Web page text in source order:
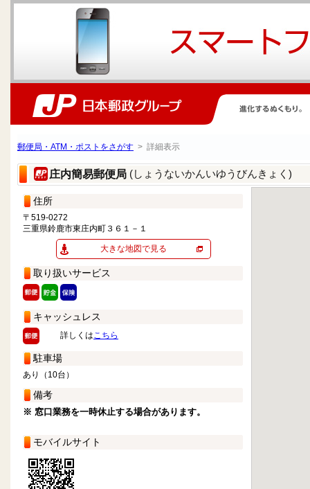
郵便局・ATM・ポストをさがす > 詳細表示
庄内簡易郵便局 (しょうないかんいゆうびんきょく)
住所
〒519-0272
三重県鈴鹿市東庄内町３６１－１
大きな地図で見る
取り扱いサービス
キャッシュレス
詳しくはこちら
駐車場
あり（10台）
備考
※ 窓口業務を一時休止する場合があります。
モバイルサイト